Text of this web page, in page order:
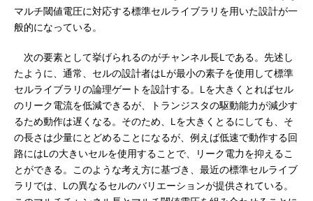
マルチ閾値電圧に対応する標準セルライブラリを用いた設計が一
般的になっている。
次の要素として挙げられるのがチャンネル長Lである。先述し
たように、通常、セルの設計者はLが最小の素子を使用して標準
セルライブラリの論理ゲートを設計する。Lを大きくとればセル
のリーク電流を低減できるが、トランジスタの駆動能力が減少す
るため動作は遅くなる。そのため、Lを大きくとるにしても、そ
の長さは少量にとどめることになるが、例えば低速で動作する回
路にはLの大きいセルを使用することで、リーク電力を抑えるこ
とができる。このような考え方に基づき、最近の標準セルライブ
ラリでは、Lの異なるセルのバリエーションが提供されている。